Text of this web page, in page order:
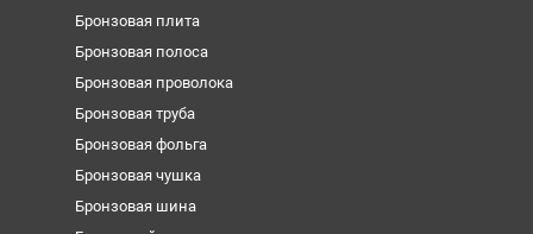
Бронзовая плита
Бронзовая полоса
Бронзовая проволока
Бронзовая труба
Бронзовая фольга
Бронзовая чушка
Бронзовая шина